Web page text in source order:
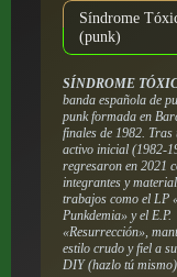
Síndrome
(punk)
SÍNDROME
banda española de
punk formada en
finales de 1982. Tras
activo inicial (1982-
regresaron en 2021
integrantes y
trabajos como el LP
Punkdemia» y el E.P.
«Resurrección»,
estilo crudo y fiel a
DIY (hazlo tú